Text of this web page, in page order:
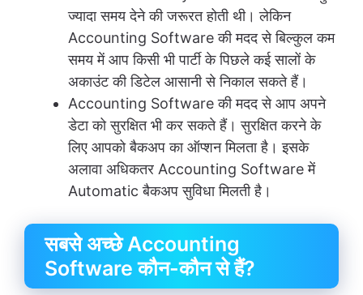
ज्यादा समय देने की जरूरत होती थी। लेकिन
Accounting Software की मदद से बिल्कुल कम
समय में आप किसी भी पार्टी के पिछले कई सालों के
अकाउंट की डिटेल आसानी से निकाल सकते हैं।
Accounting Software की मदद से आप अपने
डेटा को सुरक्षित भी कर सकते हैं। सुरक्षित करने के
लिए आपको बैकअप का ऑप्शन मिलता है। इसके
अलावा अधिकतर Accounting Software में
Automatic बैकअप सुविधा मिलती है।
सबसे अच्छे Accounting
Software कौन-कौन से हैं?